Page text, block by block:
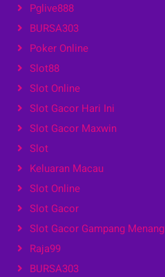
Pglive888
BURSA303
Poker Online
Slot88
Slot Online
Slot Gacor Hari Ini
Slot Gacor Maxwin
Slot
Keluaran Macau
Slot Online
Slot Gacor
Slot Gacor Gampang Menang
Raja99
BURSA303